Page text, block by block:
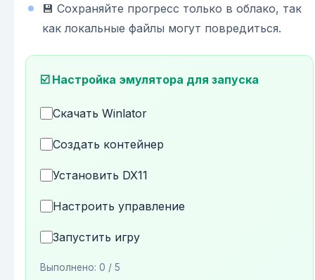
💾 Сохраняйте прогресс только в облако, так
как локальные файлы могут повредиться.
☑️ Настройка эмулятора для запуска
Скачать Winlator
Создать контейнер
Установить DX11
Настроить управление
Запустить игру
Выполнено: 0 / 5